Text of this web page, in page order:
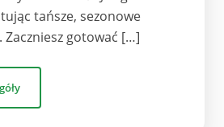
tańsze, sezonowe
Zaczniesz gotować […]